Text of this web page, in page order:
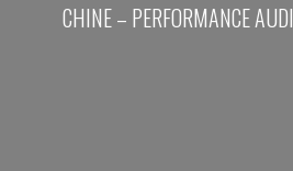
CHINE – PERFORMANCE